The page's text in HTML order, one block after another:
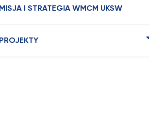
MISJA I STRATEGIA WMCM UKSW
PROJEKTY